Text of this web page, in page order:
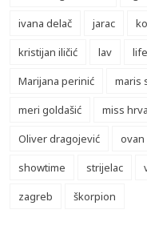
ivana delač
jarac
kristijan iličić
lav
Marijana perinić
maris
meri goldašić
miss
Oliver dragojević
ovan
showtime
strijelac
zagreb
škorpion